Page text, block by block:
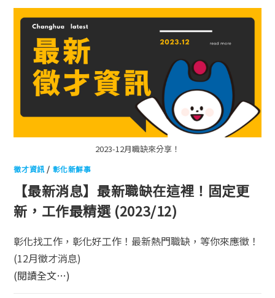
2023-12月職缺來分享！
徵才資訊/ 彰化新鮮事
【最新消息】最新職缺在這裡！固定更
新，工作最精選 (2023/12)
彰化找工作，彰化好工作！最新熱門職缺，等你來應徵！
(12月徵才消息)
(閱讀全文…)